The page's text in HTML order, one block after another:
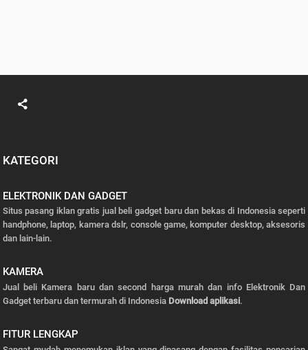
KATEGORI
ELEKTRONIK DAN GADGET
Situs pasang iklan gratis jual beli gadget baru dan bekas di Indonesia seperti
handphone, laptop, kamera dslr, console game, komputer desktop, aksesoris
dan lain-lain.
KAMERA
Jual beli Kamera baru dan second harga murah dan info Elektronik Dan
Gadget terbaru dan termurah di Indonesia Download aplikasi.
FITUR LENGKAP